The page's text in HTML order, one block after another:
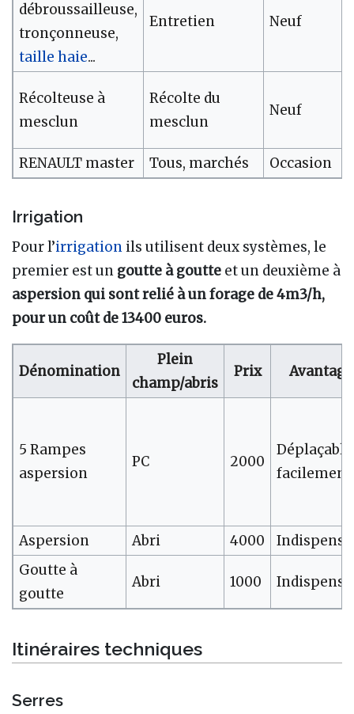
débroussailleuse,
tronçonneuse,
taille haie...
Entretien Neuf
Récolteuse à
mesclun
Récolte du
mesclun
Neuf
RENAULT master Tous, marchés Occasion
Irrigation
Pour l’irrigation ils utilisent deux systèmes, le
premier est un goutte à goutte et un deuxième à
aspersion qui sont relié à un forage de 4m3/h,
pour un coût de 13400 euros.
Dénomination
Plein
champ/abris
Prix
5 Rampes
aspersion
PC 2000
Déplaçable
facilement
Aspersion Abri 4000
Goutte à
goutte
Abri 1000
Itinéraires techniques
Serres